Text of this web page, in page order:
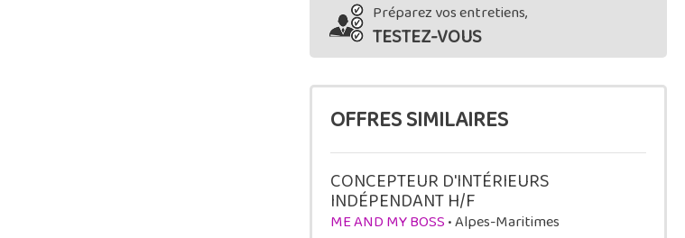
Préparez vos entretiens,
TESTEZ-VOUS
OFFRES SIMILAIRES
CONCEPTEUR D'INTÉRIEURS
INDÉPENDANT H/F
ME AND MY BOSS• Alpes-Maritimes